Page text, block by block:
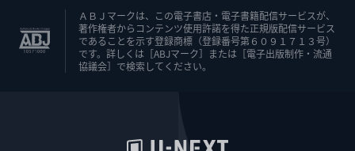
ＡＢＪマークは、この電子書店・電子書籍配信サービスが、
著作権者からコンテンツ使用許諾を得た正規版配信サービス
であることを示す登録商標（登録番号第６０９１７１３号）
です。詳しくは［ABJマーク］または［電子出版制作・流通
協議会］で検索してください。